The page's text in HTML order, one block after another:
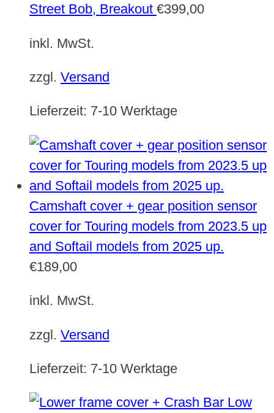
Street Bob, Breakout €399,00
inkl. MwSt.
zzgl. Versand
Lieferzeit: 7-10 Werktage
Camshaft cover + gear position sensor
cover for Touring models from 2023.5 up
and Softail models from 2025 up.
€189,00
inkl. MwSt.
zzgl. Versand
Lieferzeit: 7-10 Werktage